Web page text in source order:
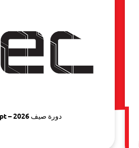
برنامج InnovEgypt – دورة صيف 2026